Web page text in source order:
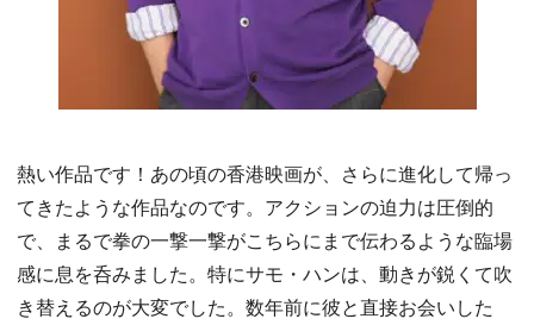
熱い作品です！あの頃の香港映画が、さらに進化して帰っ
てきたような作品なのです。アクションの迫力は圧倒的
で、まるで拳の一撃一撃がこちらにまで伝わるような臨場
感に息を呑みました。特にサモ・ハンは、動きが鋭くて吹
き替えるのが大変でした。数年前に彼と直接お会いした